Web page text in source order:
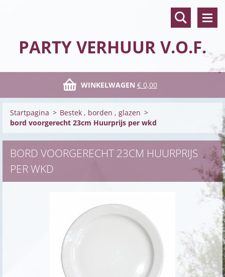
PARTY VERHUUR V.O.F.
WINKELWAGEN € 0,00
Startpagina > Bestek , borden , glazen >
bord voorgerecht 23cm Huurprijs per wkd
BORD VOORGERECHT 23CM HUURPRIJS
PER WKD